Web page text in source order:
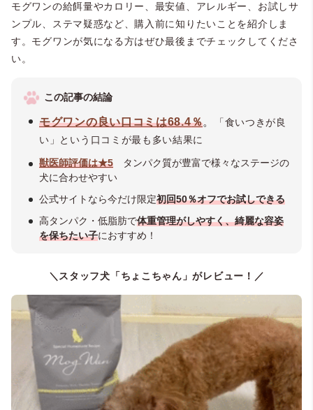
モグワンの給餌量やカロリー、最安値、アレルギー、お試しサ
ンプル、ステマ疑惑など、購入前に知りたいことを紹介しま
す。モグワンが気になる方はぜひ最後までチェックしてくださ
い。
この記事の結論
モグワンの良い口コミは68.4％。
「食いつきが良
い」という口コミが最も多い結果に
獣医師評価は★5 タンパク質が豊富で様々なステージの
犬に合わせやすい
公式サイトなら今だけ限定初回50％オフでお試しできる
高タンパク・低脂肪で体重管理がしやすく、綺麗な容姿
を保ちたい子におすすめ！
＼スタッフ犬「ちょこちゃん」がレビュー！／